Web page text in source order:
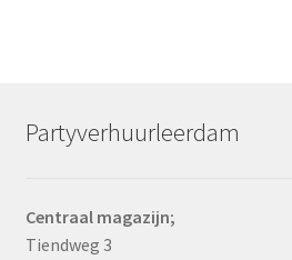
Partyverhuurleerdam
Centraal magazijn;
Tiendweg 3